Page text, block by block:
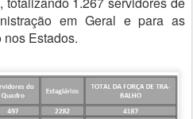
em Geral e para as
Estados.